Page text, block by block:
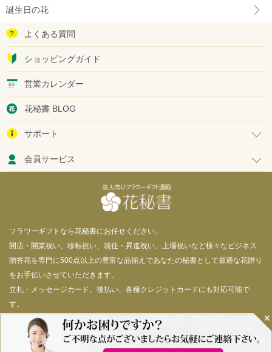
誕生日の花
よくある質問
ショッピングガイド
営業カレンダー
花秘書 BLOG
サポート
会員サービス
フラワーギフトなら花秘書にお任せください。
開店・開業祝い、移転祝い、就任・昇進祝い、上場祝いなど様々なビジネス
贈答花を専門に500点以上の豊富な品揃えであなたの秘書として最適な花贈り
をお手伝いさせていただきます。
立札・メッセージカード、後払い、各種クレジットカードにも対応可能で
す。